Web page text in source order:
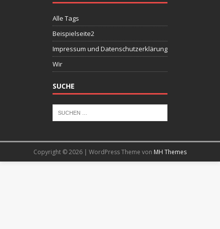
Alle Tags
Beispielseite2
Impressum und Datenschutzerklärung
Wir
SUCHE
Copyright © 2026 | WordPress Theme von MH Themes